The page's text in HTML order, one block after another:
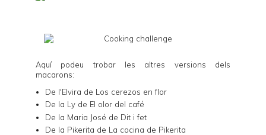
Aquí podeu trobar les altres versions dels
macarons:
De l'Elvira de Los cerezos en flor
De la Ly de El olor del café
De la Maria José de Dit i fet
De la Pikerita de La cocina de Pikerita